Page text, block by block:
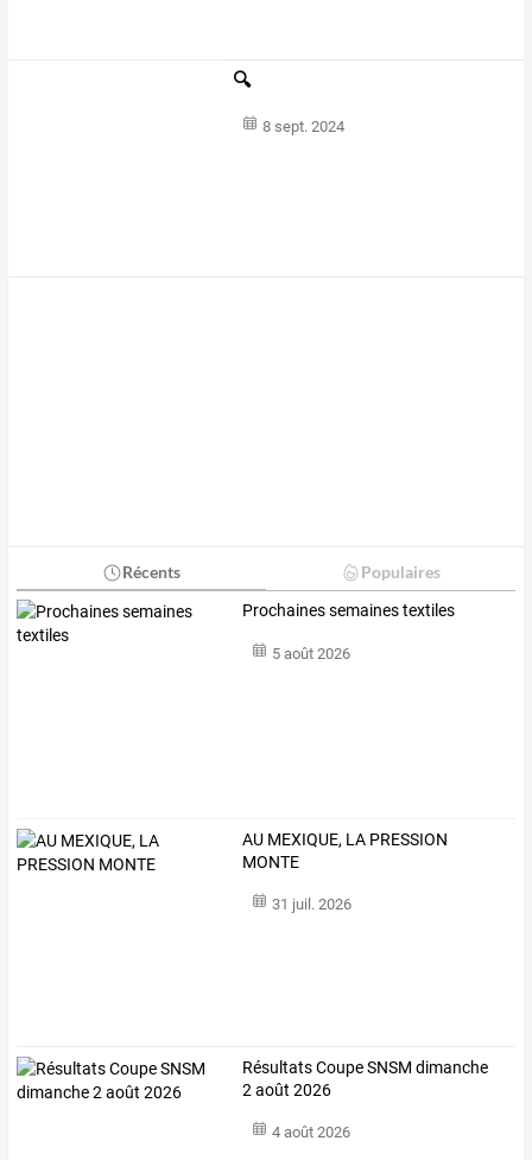
🔍
8 sept. 2024
Récents Populaires
Prochaines semaines textiles
5 août 2026
AU MEXIQUE, LA PRESSION
MONTE
31 juil. 2026
Résultats Coupe SNSM dimanche
2 août 2026
4 août 2026